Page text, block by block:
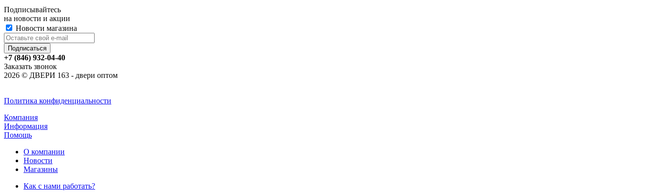
Подписывайтесь
на новости и акции
Новости магазина
+7 (846) 932-04-40
Заказать звонок
2026 © ДВЕРИ 163 - двери оптом
Политика конфиденциальности
Компания
Информация
Помощь
О компании
Новости
Магазины
Как с нами работать?